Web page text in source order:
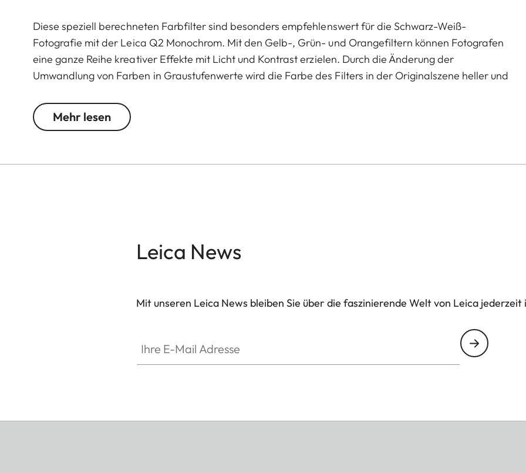
Diese speziell berechneten Farbfilter sind besonders empfehlenswert für die Schwarz-Weiß-
Fotografie mit der Leica Q2 Monochrom. Mit den Gelb-, Grün- und Orangefiltern können Fotografen
eine ganze Reihe kreativer Effekte mit Licht und Kontrast erzielen. Durch die Änderung der
Umwandlung von Farben in Graustufenwerte wird die Farbe des Filters in der Originalszene heller und
Porträtfotografie einzigartige atmosphärische Stimmungen erzeugen. Gleichzeitig reduziert die
Mehrschichtvergütung Reflexionen und sorgt für eine hohe Transmission ohne Vignettierung.
Mehr lesen
Leica News
Mit unseren Leica News bleiben Sie über die faszinierende Welt von Leica